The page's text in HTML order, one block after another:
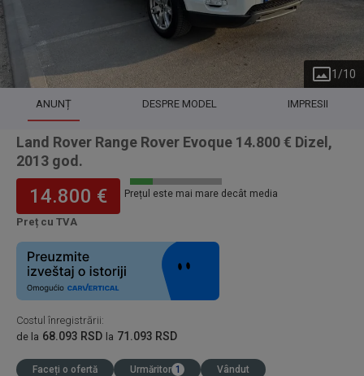
1 /10
ANUNȚ DESPRE MODEL IMPRESII
Land Rover Range Rover Evoque 14.800 € Dizel,
2013 god.
14.800 €
Preț cu TVA
Prețul este mai mare decât media
Costul înregistrării:
de la 68.093 RSD la 71.093 RSD
Faceți o ofertă Urmăritor 1 Vândut